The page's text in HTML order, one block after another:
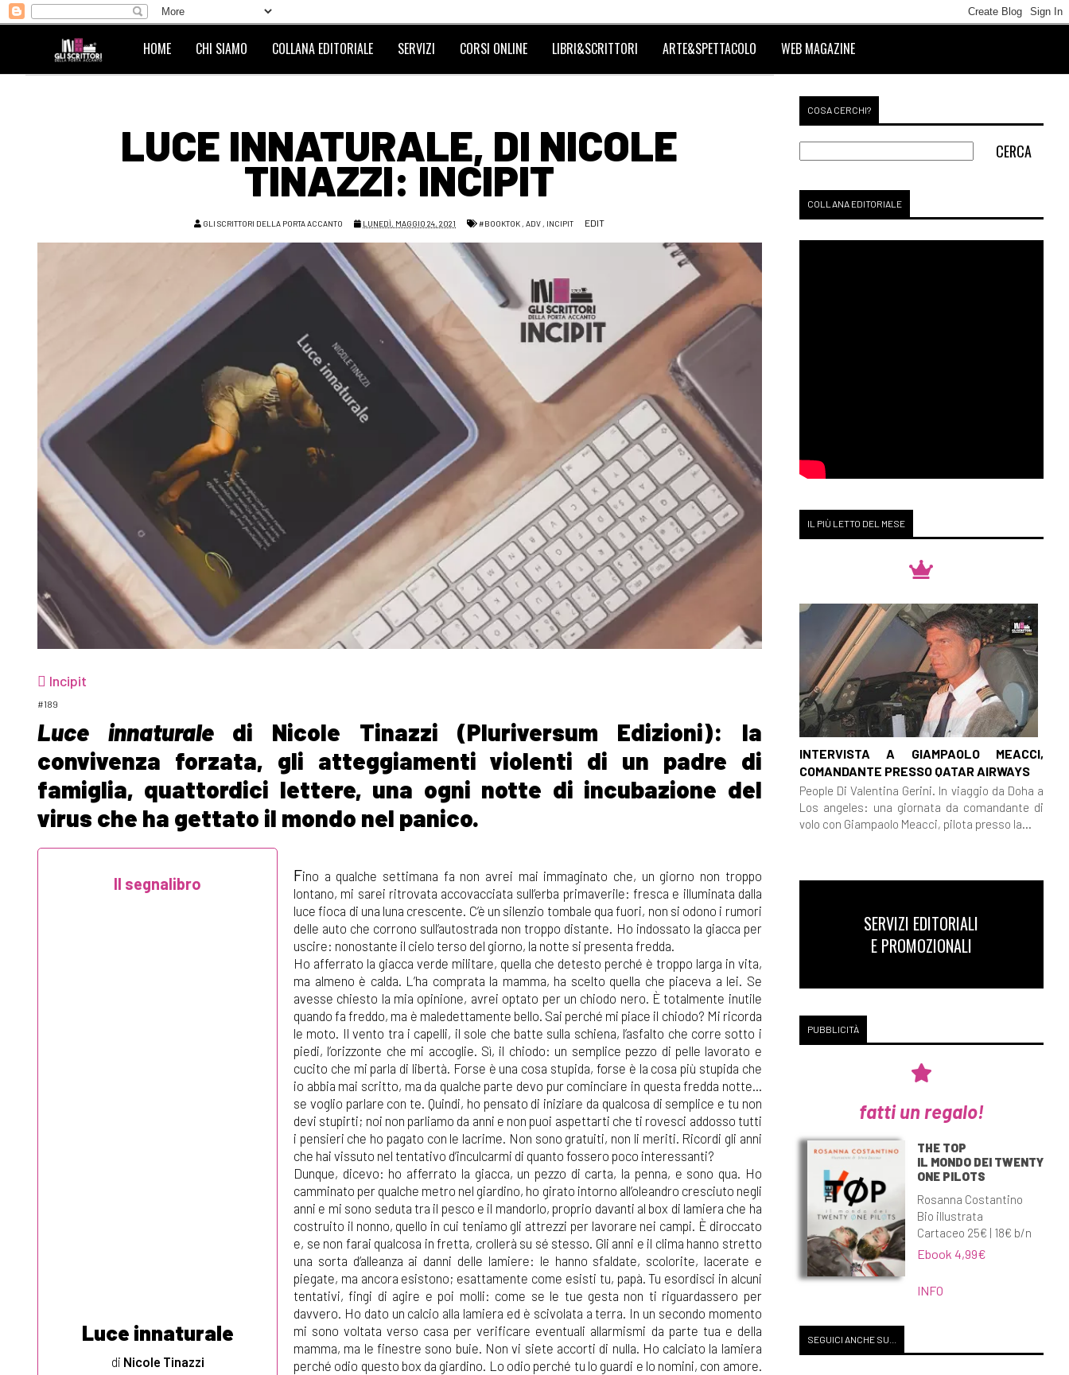
HOME CHI SIAMO COLLANA EDITORIALE SERVIZI CORSI ONLINE LIBRI&SCRITTORI ARTE&SPETTACOLO WEB MAGAZINE
LUCE INNATURALE, DI NICOLE
TINAZZI: INCIPIT
GLI SCRITTORI DELLA PORTA ACCANTO LUNEDÌ, MAGGIO 24, 2021 #BOOKTOK ,ADV , INCIPIT EDIT
Incipit
#189
Luce innaturaledi Nicole Tinazzi (Pluriversum Edizioni): la
convivenza forzata, gli atteggiamenti violenti di un padre di
famiglia, quattordici lettere, una ogni notte di incubazione del
virus che ha gettato il mondo nel panico.
Luce innaturale
di Nicole Tinazzi
Fino a qualche settimana fa non avrei mai immaginato che, un giorno non troppo
lontano, mi sarei ritrovata accovacciata sull’erba primaverile: fresca e illuminata dalla
luce fioca di una luna crescente. C’è un silenzio tombale qua fuori, non si odono i rumori
delle auto che corrono sull’autostrada non troppo distante. Ho indossato la giacca per
uscire: nonostante il cielo terso del giorno, la notte si presenta fredda.
Ho afferrato la giacca verde militare, quella che detesto perché è troppo larga in vita,
ma almeno è calda. L’ha comprata la mamma, ha scelto quella che piaceva a lei. Se
avesse chiesto la mia opinione, avrei optato per un chiodo nero. È totalmente inutile
quando fa freddo, ma è maledettamente bello. Sai perché mi piace il chiodo? Mi ricorda
le moto. Il vento tra i capelli, il sole che batte sulla schiena, l’asfalto che corre sotto i
piedi, l’orizzonte che mi accoglie. Sì, il chiodo: un semplice pezzo di pelle lavorato e
cucito che mi parla di libertà. Forse è una cosa stupida, forse è la cosa più stupida che
io abbia mai scritto, ma da qualche parte devo pur cominciare in questa fredda notte...
se voglio parlare con te. Quindi, ho pensato di iniziare da qualcosa di semplice e tu non
devi stupirti; noi non parliamo da anni e non puoi aspettarti che ti rovesci addosso tutti
i pensieri che ho pagato con le lacrime. Non sono gratuiti, non li meriti. Ricordi gli anni
che hai vissuto nel tentativo d’inculcarmi di quanto fossero poco interessanti?
Dunque, dicevo: ho afferrato la giacca, un pezzo di carta, la penna, e sono qua. Ho
camminato per qualche metro nel giardino, ho girato intorno all’oleandro cresciuto negli
anni e mi sono seduta tra il pesco e il mandorlo, proprio davanti al box di lamiera che ha
costruito il nonno, quello in cui teniamo gli attrezzi per lavorare nei campi. È diroccato
e, se non farai qualcosa in fretta, crollerà su sé stesso. Gli anni e il clima hanno stretto
una sorta d’alleanza ai danni delle lamiere: le hanno sfaldate, scolorite, lacerate e
piegate, ma ancora esistono; esattamente come esisti tu, papà. Tu esordisci in alcuni
tentativi, fingi di agire e poi molli: come se le tue gesta non ti riguardassero per
davvero. Ho dato un calcio alla lamiera ed è scivolata a terra. In un secondo momento
mi sono voltata verso casa per verificare eventuali allarmismi da parte tua e della
mamma, ma le finestre sono buie. Non vi siete accorti di nulla. Ho calciato la lamiera
perché odio questo box da giardino. Lo odio perché tu lo guardi e lo nomini, con amore.
COSA CERCHI?
COLLANA EDITORIALE
IL PIÙ LETTO DEL MESE
INTERVISTA A GIAMPAOLO MEACCI,
COMANDANTE PRESSO QATAR AIRWAYS
People Di Valentina Gerini. In viaggio da Doha a
Los angeles: una giornata da comandante di
volo con Giampaolo Meacci, pilota presso la...
SERVIZI EDITORIALI
E PROMOZIONALI
PUBBLICITÀ
fatti un regalo!
THE TOP
IL MONDO DEI TWENTY
ONE PILOTS
Rosanna Costantino
Bio illustrata
Cartaceo 25€ | 18€ b/n
Ebook 4,99€
INFO
SEGUICI ANCHE SU...